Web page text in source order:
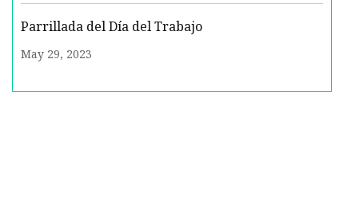
Parrillada del Día del Trabajo
May 29, 2023